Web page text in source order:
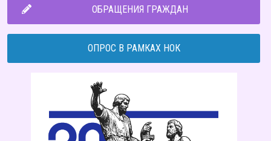
ОБРАЩЕНИЯ ГРАЖДАН
ОПРОС В РАМКАХ НОК